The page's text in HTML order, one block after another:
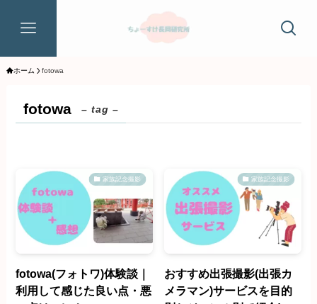
ホーム fotowa
fotowa – tag –
家族記念撮影
fotowa(フォトワ)体験談｜
利用して感じた良い点・悪
家族記念撮影
おすすめ出張撮影(出張カ
メラマン)サービスを目的